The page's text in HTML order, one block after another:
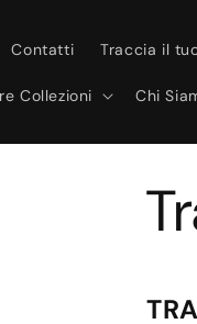
Contatti Traccia il
Collezioni Chi